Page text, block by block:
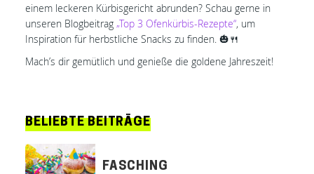
einem leckeren Kürbisgericht abrunden? Schau gerne in
unseren Blogbeitrag „Top 3 Ofenkürbis-Rezepte“, um
Inspiration für herbstliche Snacks zu finden. 🎃🍴
Mach’s dir gemütlich und genieße die goldene Jahreszeit!
BELIEBTE BEITRÄGE
FASCHING